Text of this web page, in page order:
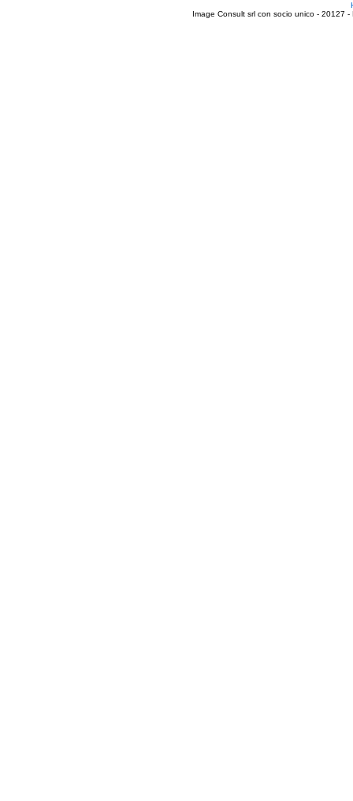
Image Consult srl con socio unico - 20127